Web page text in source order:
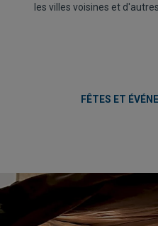
les villes voisines et
FÊTES ET